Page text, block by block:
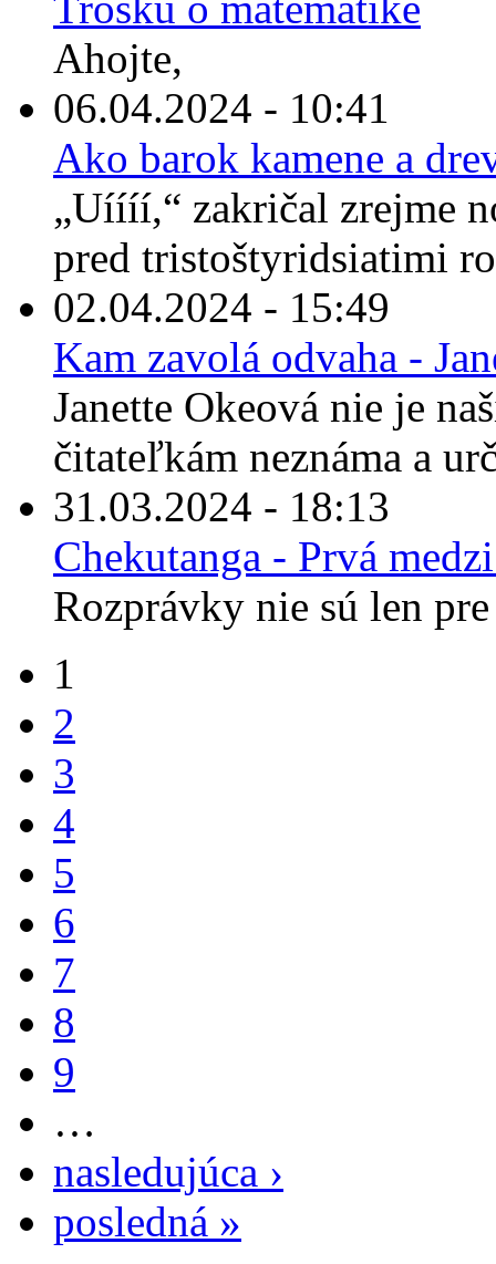
Ahojte,
06.04.2024 - 10:41
Ako barok kamene a
„Uíííí,“ zakričal zrejme
pred tristoštyridsiatimi
02.04.2024 - 15:49
Kam zavolá odvaha -
Janette Okeová nie je
čitateľkám neznáma a
31.03.2024 - 18:13
Chekutanga - Prvá
Rozprávky nie sú len
1
2
3
4
5
6
7
8
9
…
nasledujúca ›
posledná »